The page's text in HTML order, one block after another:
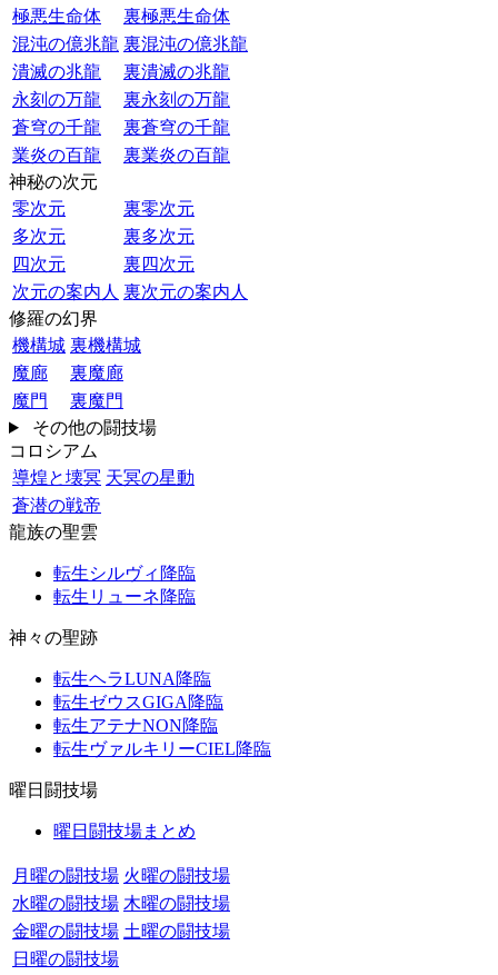
極悪生命体
裏極悪生命体
混沌の億兆龍 裏混沌の億兆龍
潰滅の兆龍
裏潰滅の兆龍
永刻の万龍
裏永刻の万龍
蒼穹の千龍
裏蒼穹の千龍
業炎の百龍
裏業炎の百龍
神秘の次元
零次元
裏零次元
多次元
裏多次元
四次元
裏四次元
次元の案内人 裏次元の案内人
修羅の幻界
機構城 裏機構城
魔廊
裏魔廊
魔門
裏魔門
その他の闘技場
コロシアム
導煌と壊冥 天冥の星動
蒼潜の戦帝
龍族の聖雲
転生シルヴィ降臨
転生リューネ降臨
神々の聖跡
転生ヘラLUNA降臨
転生ゼウスGIGA降臨
転生アテナNON降臨
転生ヴァルキリーCIEL降臨
曜日闘技場
曜日闘技場まとめ
月曜の闘技場 火曜の闘技場
水曜の闘技場 木曜の闘技場
金曜の闘技場 土曜の闘技場
日曜の闘技場